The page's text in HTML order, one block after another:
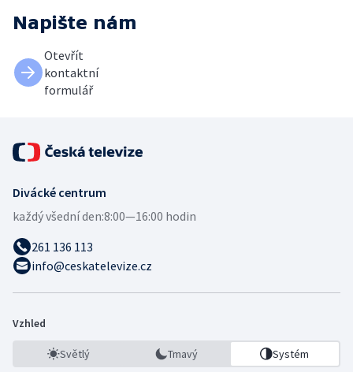
Napište nám
Otevřít
kontaktní
formulář
Divácké centrum
každý všední den:8:00—16:00 hodin
261 136 113
info@ceskatelevize.cz
Vzhled
Světlý Tmavý Systém